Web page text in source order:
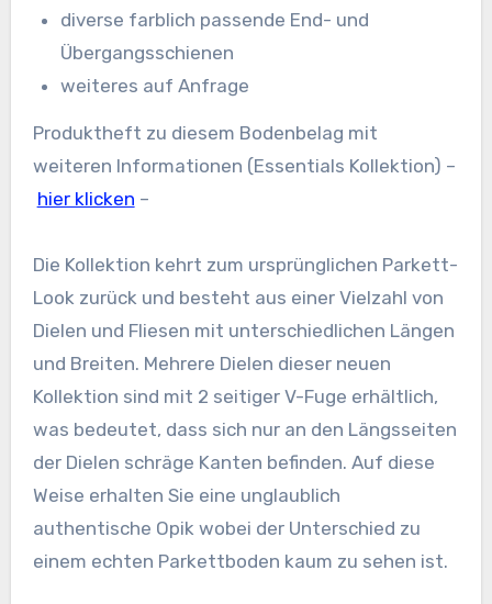
diverse farblich passende End- und
Übergangsschienen
weiteres auf Anfrage
Produktheft zu diesem Bodenbelag mit
weiteren Informationen (Essentials Kollektion) –
hier klicken –
Die Kollektion kehrt zum ursprünglichen Parkett-
Look zurück und besteht aus einer Vielzahl von
Dielen und Fliesen mit unterschiedlichen Längen
und Breiten. Mehrere Dielen dieser neuen
Kollektion sind mit 2 seitiger V-Fuge erhältlich,
was bedeutet, dass sich nur an den Längsseiten
der Dielen schräge Kanten befinden. Auf diese
Weise erhalten Sie eine unglaublich
authentische Opik wobei der Unterschied zu
einem echten Parkettboden kaum zu sehen ist.